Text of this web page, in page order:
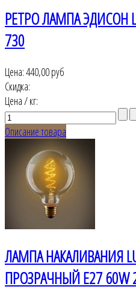
РЕТРО ЛАМПА ЭДИСОН
730
Цена:440,00 руб
Скидка:
Цена / кг:
Описание товара
ЛАМПА НАКАЛИВАНИЯ
ПРОЗРАЧНЫЙ Е27 60W